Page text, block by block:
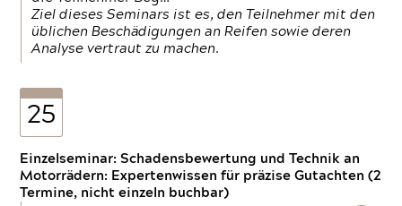
Ziel dieses Seminars ist es, den Teilnehmer mit den
üblichen Beschädigungen an Reifen sowie deren
Analyse vertraut zu machen.
25
Einzelseminar: Schadensbewertung und Technik an
Motorrädern: Expertenwissen für präzise Gutachten (2
Termine, nicht einzeln buchbar)